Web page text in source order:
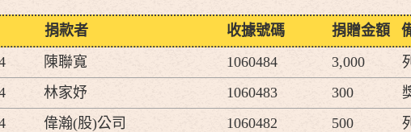
捐款者 收據號碼 捐贈金額
陳聯寬 1060484 3,000
林家妤 1060483 300
偉瀚(股)公司 1060482 500